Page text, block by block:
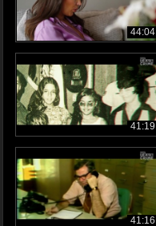
44:04
41:19
41:16